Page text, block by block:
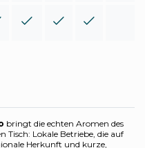
bringt die echten Aromen des
Tisch: Lokale Betriebe, die auf
Herkunft und kurze,